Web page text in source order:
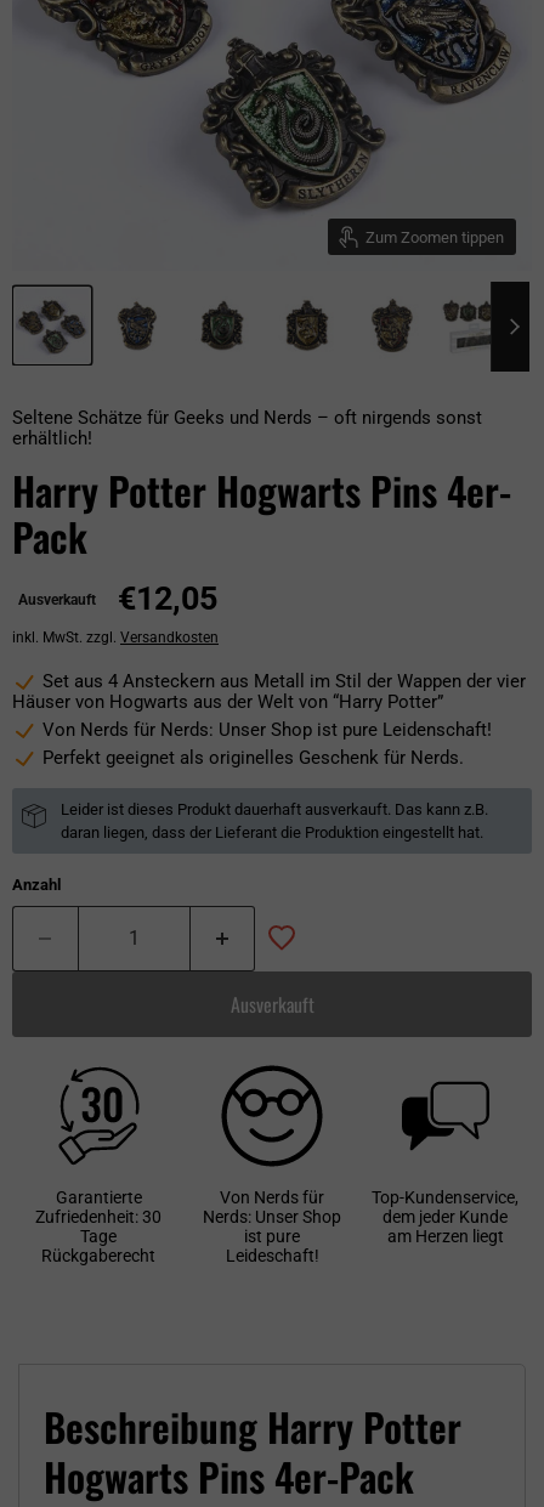
Zum Zoomen tippen
Seltene Schätze für Geeks und Nerds – oft nirgends sonst
erhältlich!
Harry Potter Hogwarts Pins 4er-
Pack
Ausverkauft €12,05
inkl. MwSt. zzgl. Versandkosten
Set aus 4 Ansteckern aus Metall im Stil der Wappen der vier
Häuser von Hogwarts aus der Welt von “Harry Potter”
Von Nerds für Nerds: Unser Shop ist pure Leidenschaft!
Perfekt geeignet als originelles Geschenk für Nerds.
Leider ist dieses Produkt dauerhaft ausverkauft. Das kann z.B.
daran liegen, dass der Lieferant die Produktion eingestellt hat.
Anzahl
Ausverkauft
Garantierte
Zufriedenheit: 30
Tage
Rückgaberecht
Von Nerds für
Nerds: Unser Shop
ist pure
Leideschaft!
Top-Kundenservice,
dem jeder Kunde
am Herzen liegt
Beschreibung Harry Potter
Hogwarts Pins 4er-Pack